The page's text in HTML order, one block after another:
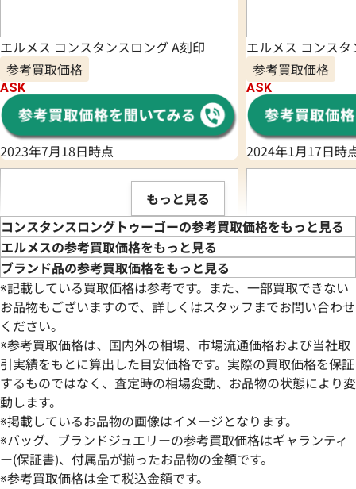
エルメス コンスタンスロング A刻印
参考買取価格
ASK
2023年7月18日時点
エルメス コンス
参考買取価格
ASK
2024年1月17日時
エルメス コンスタンスロング D刻印
参考買取価格
ASK
エルメス コンス
参考買取価格
ASK
もっと見る
コンスタンスロングトゥーゴーの参考買取価格をもっと見る
エルメスの参考買取価格をもっと見る
ブランド品の参考買取価格をもっと見る
※記載している買取価格は参考です。また、一部買取できない
お品物もございますので、詳しくはスタッフまでお問い合わせ
ください。
※参考買取価格は、国内外の相場、市場流通価格および当社取
引実績をもとに算出した目安価格です。実際の買取価格を保証
するものではなく、査定時の相場変動、お品物の状態により変
動します。
※掲載しているお品物の画像はイメージとなります。
※バッグ、ブランドジュエリーの参考買取価格はギャランティ
ー(保証書)、付属品が揃ったお品物の金額です。
※参考買取価格は全て税込金額です。